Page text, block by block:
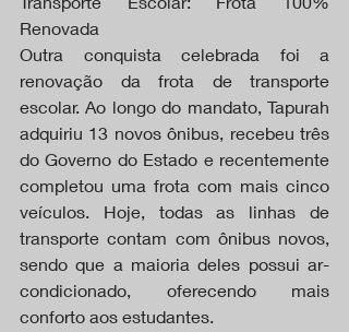
Renovada
Outra conquista celebrada foi a
renovação da frota de transporte
escolar. Ao longo do mandato, Tapurah
adquiriu 13 novos ônibus, recebeu três
do Governo do Estado e recentemente
completou uma frota com mais cinco
veículos. Hoje, todas as linhas de
transporte contam com ônibus novos,
sendo que a maioria deles possui ar-
condicionado, oferecendo mais
conforto aos estudantes.